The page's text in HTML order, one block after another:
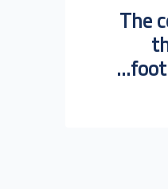
The